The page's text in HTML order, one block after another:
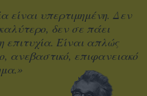
είναι υπερτιμημένη. Δεν
δεν σε πάει
επιτυχία. Είναι απλώς
ανεβαστικό, επιφανειακό